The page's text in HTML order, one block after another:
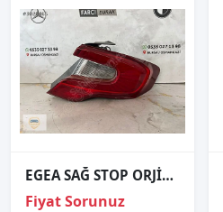
EGEA SAĞ STOP ORJİNAL
Fiyat Sorunuz